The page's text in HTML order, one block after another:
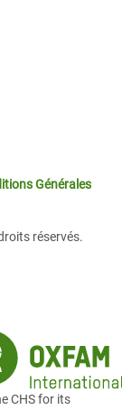
Générales
réservés.
CHS for its